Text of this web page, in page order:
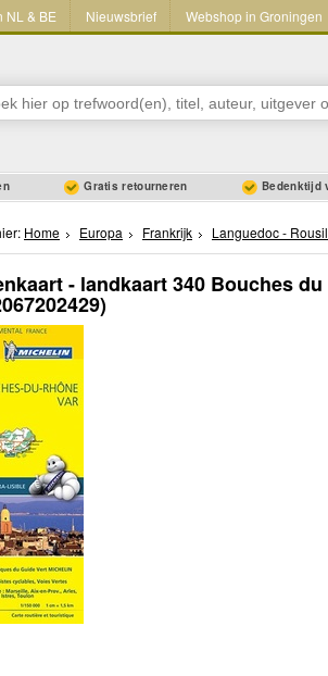
NL & BE Nieuwsbrief Webshop in Groningen
Gratis retourneren Bedenktijd
Home Europa Frankrijk Languedoc -
- landkaart 340 Bouches